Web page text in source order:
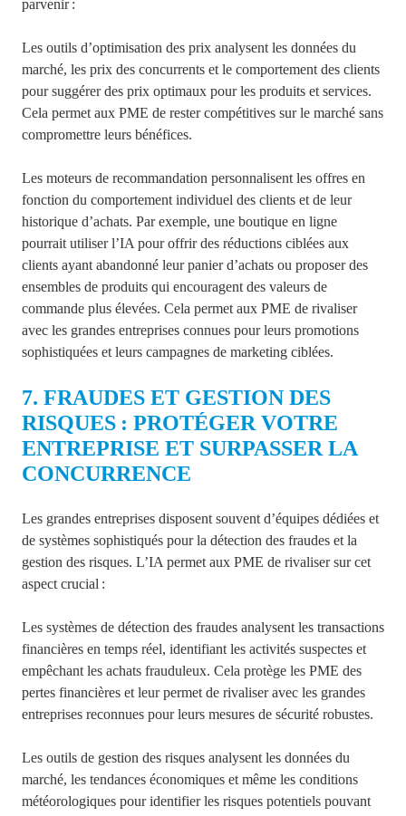
parvenir :
Les outils d’optimisation des prix analysent les données du
marché, les prix des concurrents et le comportement des clients
pour suggérer des prix optimaux pour les produits et services.
Cela permet aux PME de rester compétitives sur le marché sans
compromettre leurs bénéfices.
Les moteurs de recommandation personnalisent les offres en
fonction du comportement individuel des clients et de leur
historique d’achats. Par exemple, une boutique en ligne
pourrait utiliser l’IA pour offrir des réductions ciblées aux
clients ayant abandonné leur panier d’achats ou proposer des
ensembles de produits qui encouragent des valeurs de
commande plus élevées. Cela permet aux PME de rivaliser
avec les grandes entreprises connues pour leurs promotions
sophistiquées et leurs campagnes de marketing ciblées.
7. FRAUDES ET GESTION DES
RISQUES : PROTÉGER VOTRE
ENTREPRISE ET SURPASSER LA
CONCURRENCE
Les grandes entreprises disposent souvent d’équipes dédiées et
de systèmes sophistiqués pour la détection des fraudes et la
gestion des risques. L’IA permet aux PME de rivaliser sur cet
aspect crucial :
Les systèmes de détection des fraudes analysent les transactions
financières en temps réel, identifiant les activités suspectes et
empêchant les achats frauduleux. Cela protège les PME des
pertes financières et leur permet de rivaliser avec les grandes
entreprises reconnues pour leurs mesures de sécurité robustes.
Les outils de gestion des risques analysent les données du
marché, les tendances économiques et même les conditions
météorologiques pour identifier les risques potentiels pouvant